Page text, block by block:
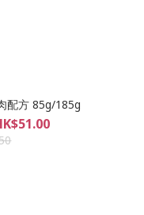
配方 85g/185g